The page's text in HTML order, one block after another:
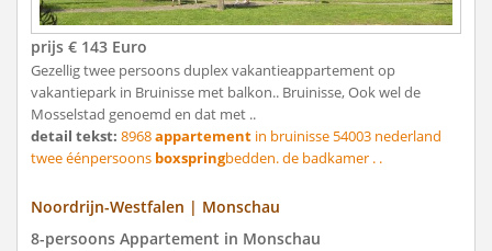
prijs € 143 Euro
Gezellig twee persoons duplex vakantieappartement op
vakantiepark in Bruinisse met balkon.. Bruinisse, Ook wel de
Mosselstad genoemd en dat met ..
detail tekst: 8968appartement in bruinisse 54003 nederland
twee éénpersoons boxspringbedden. de badkamer . .
Noordrijn-Westfalen | Monschau
8-persoons Appartement in Monschau